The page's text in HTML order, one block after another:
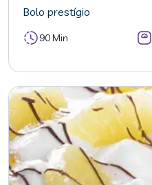
Bolo prestígio
90 Min